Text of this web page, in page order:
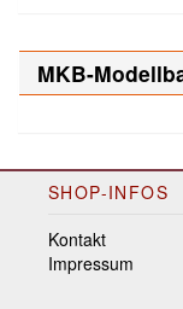
MKB-
SHOP-INFOS
Kontakt
Impressum